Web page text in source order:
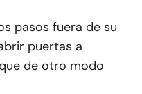
pasos fuera de su
puertas a
de otro modo